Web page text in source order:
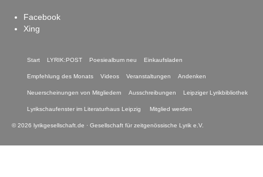
Facebook
Xing
Start LYRIK:POST Poesiealbum neu Einkaufsladen
Empfehlung des Monats Videos Veranstaltungen Andenken
Neuerscheinungen von Mitgliedern Ausschreibungen Leipziger Lyrikbibliothek
Lyrikschaufenster im Literaturhaus Leipzig Mitglied werden
© 2026 lyrikgesellschaft.de · Gesellschaft für zeitgenössische Lyrik e.V.